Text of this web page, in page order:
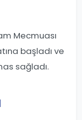
Mecmuası
başladı ve
sağladı.